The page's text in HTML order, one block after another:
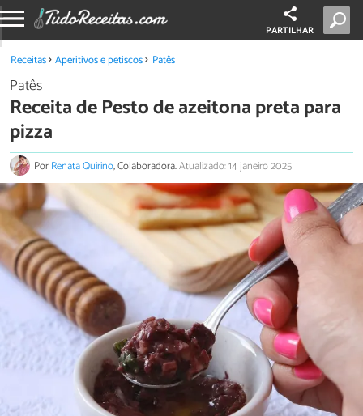
PARTILHAR
Receitas Aperitivos e petiscos Patês
Patês
Receita de Pesto de azeitona preta para
pizza
PorRenata Quirino, Colaboradora.Atualizado: 14 janeiro 2025